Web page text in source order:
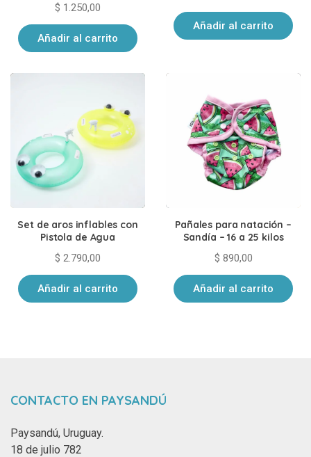
$ 1.250,00
Añadir al carrito
Añadir al carrito
Set de aros inflables con
Pistola de Agua
$ 2.790,00
Añadir al carrito
Pañales para natación –
Sandía – 16 a 25 kilos
$ 890,00
Añadir al carrito
CONTACTO EN PAYSANDÚ
Paysandú, Uruguay.
18 de julio 782